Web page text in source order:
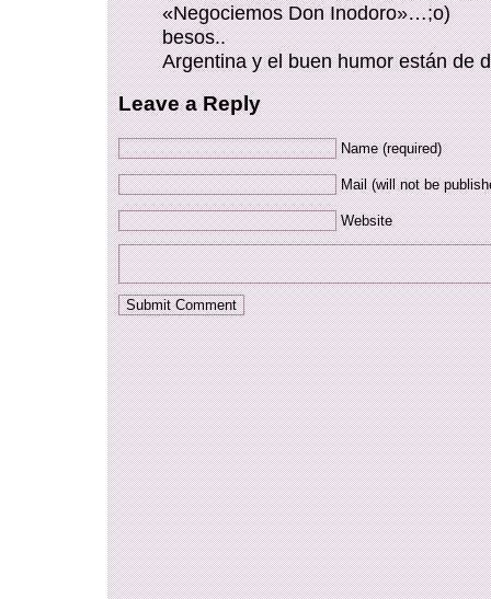
«Negociemos Don Inodoro»…;o)
besos..
Argentina y el buen humor están de
Leave a Reply
Name (required)
Mail (will not be
Website